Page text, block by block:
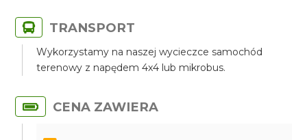
TRANSPORT
Wykorzystamy na naszej wycieczce samochód
terenowy z napędem 4x4 lub mikrobus.
CENA ZAWIERA